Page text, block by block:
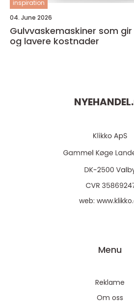
inspiration
04. June 2026
Gulvvaskemaskiner som
og lavere kostnader
NYEHANDEL.
web:
Menu
Reklame
Om oss